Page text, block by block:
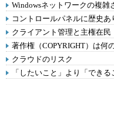
Windowsネットワークの複雑
コントロールパネルに歴史あ
クライアント管理と主権在民
著作権（COPYRIGHT）は何
クラウドのリスク
「したいこと」より「できる